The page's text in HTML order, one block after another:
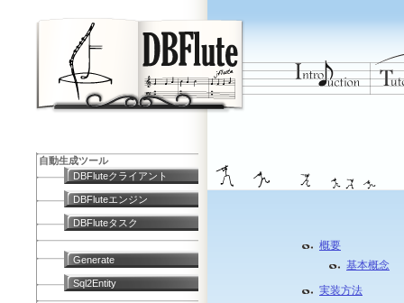
概要
基本概念
実装方法
自動生成ツール
DBFluteクライアント
DBFluteエンジン
DBFluteタスク
Generate
Sql2Entity